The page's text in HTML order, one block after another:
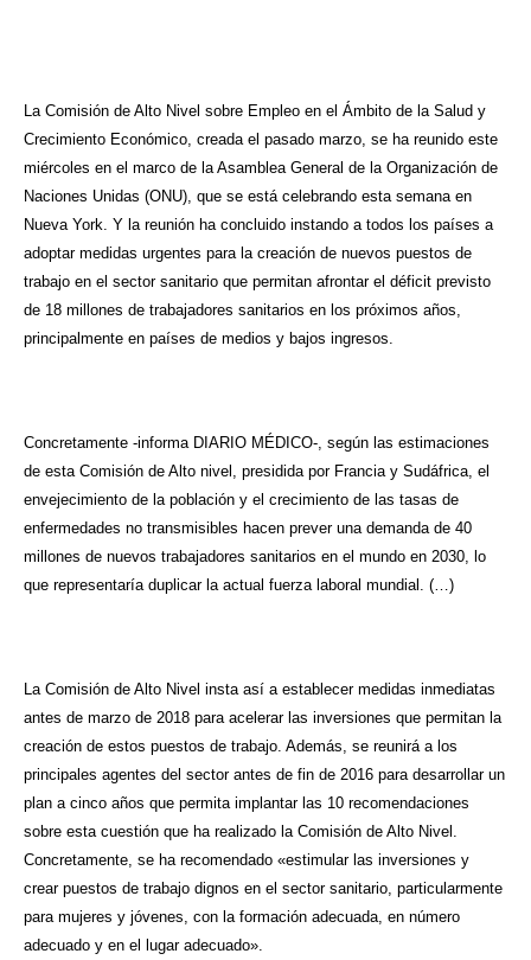
La Comisión de Alto Nivel sobre Empleo en el Ámbito de la Salud y
Crecimiento Económico, creada el pasado marzo, se ha reunido este
miércoles en el marco de la Asamblea General de la Organización de
Naciones Unidas (ONU), que se está celebrando esta semana en
Nueva York. Y la reunión ha concluido instando a todos los países a
adoptar medidas urgentes para la creación de nuevos puestos de
trabajo en el sector sanitario que permitan afrontar el déficit previsto
de 18 millones de trabajadores sanitarios en los próximos años,
principalmente en países de medios y bajos ingresos.
Concretamente -informa DIARIO MÉDICO-, según las estimaciones
de esta Comisión de Alto nivel, presidida por Francia y Sudáfrica, el
envejecimiento de la población y el crecimiento de las tasas de
enfermedades no transmisibles hacen prever una demanda de 40
millones de nuevos trabajadores sanitarios en el mundo en 2030, lo
que representaría duplicar la actual fuerza laboral mundial. (…)
La Comisión de Alto Nivel insta así a establecer medidas inmediatas
antes de marzo de 2018 para acelerar las inversiones que permitan la
creación de estos puestos de trabajo. Además, se reunirá a los
principales agentes del sector antes de fin de 2016 para desarrollar un
plan a cinco años que permita implantar las 10 recomendaciones
sobre esta cuestión que ha realizado la Comisión de Alto Nivel.
Concretamente, se ha recomendado «estimular las inversiones y
crear puestos de trabajo dignos en el sector sanitario, particularmente
para mujeres y jóvenes, con la formación adecuada, en número
adecuado y en el lugar adecuado».